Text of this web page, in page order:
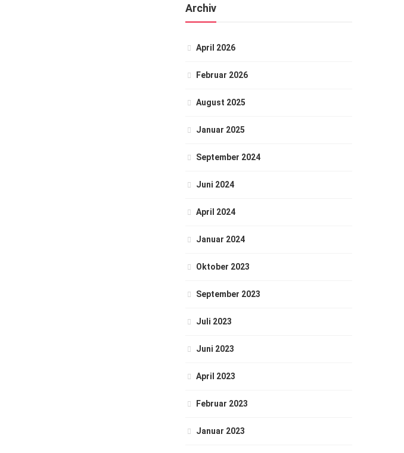
Archiv
April 2026
Februar 2026
August 2025
Januar 2025
September 2024
Juni 2024
April 2024
Januar 2024
Oktober 2023
September 2023
Juli 2023
Juni 2023
April 2023
Februar 2023
Januar 2023